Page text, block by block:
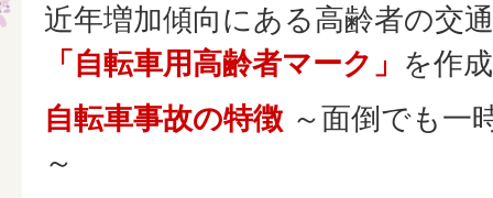
近年増加傾向にある高齢者の交
「自転車用高齢者マーク」 を作
自転車事故の特徴 ～面倒でも一
～